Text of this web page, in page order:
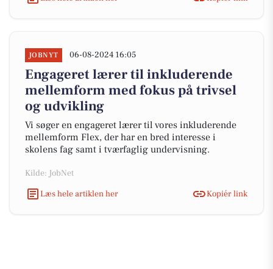
JOBNYT 06-08-2024 16:05
Engageret lærer til inkluderende
mellemform med fokus på trivsel
og udvikling
Vi søger en engageret lærer til vores inkluderende
mellemform Flex, der har en bred interesse i
skolens fag samt i tværfaglig undervisning.
Kilde: JobNet
Læs hele artiklen her
Kopiér link